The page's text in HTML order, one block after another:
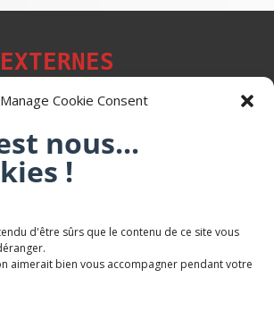
Manage Cookie Consent
nous...
!
d'être sûrs que le contenu de ce site vous
aimerait bien vous accompagner pendant votre
de Mont-Saint-Martin
Daniel FEITE
Martin